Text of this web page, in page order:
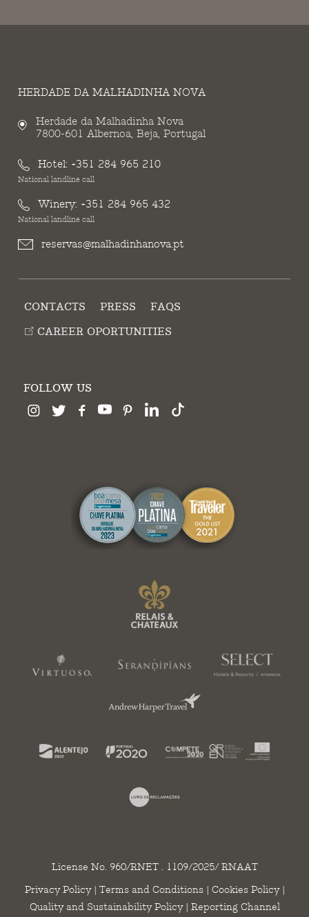
HERDADE DA MALHADINHA NOVA
Herdade da Malhadinha Nova
7800-601 Albernoa, Beja, Portugal
Hotel: +351 284 965 210
National landline call
Winery: +351 284 965 432
National landline call
reservas@malhadinhanova.pt
CONTACTS PRESS
FAQS
CAREER OPORTUNITIES
FOLLOW US
License No. 960/RNET . 1109/2025/ RNAAT
Privacy Policy| Terms and Conditions| Cookies Policy|
Quality and Sustainability Policy| Reporting Channel